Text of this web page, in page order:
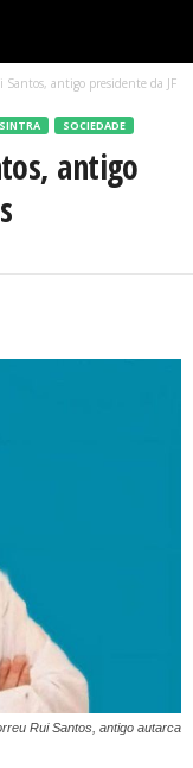
antigo presidente da JF
SINTRA SOCIEDADE
antigo
Rui Santos, antigo autarca